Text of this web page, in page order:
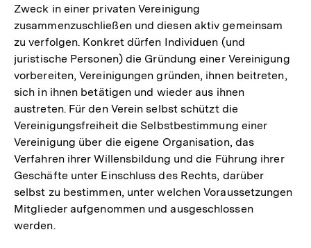
Zweck in einer privaten Vereinigung
zusammenzuschließen und diesen aktiv gemeinsam
zu verfolgen. Konkret dürfen Individuen (und
juristische Personen) die Gründung einer Vereinigung
vorbereiten, Vereinigungen gründen, ihnen beitreten,
sich in ihnen betätigen und wieder aus ihnen
austreten. Für den Verein selbst schützt die
Vereinigungsfreiheit die Selbstbestimmung einer
Vereinigung über die eigene Organisation, das
Verfahren ihrer Willensbildung und die Führung ihrer
Geschäfte unter Einschluss des Rechts, darüber
selbst zu bestimmen, unter welchen Voraussetzungen
Mitglieder aufgenommen und ausgeschlossen
werden.